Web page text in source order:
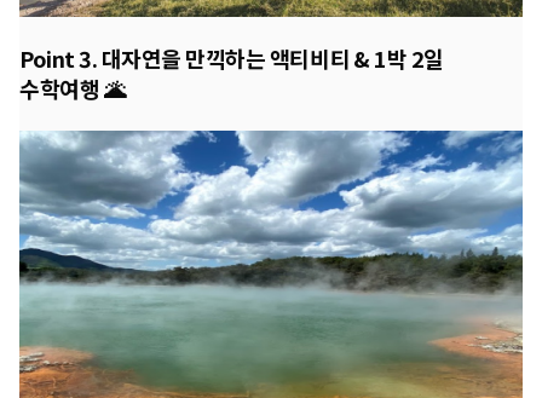
Point 3. 대자연을 만끽하는 액티비티 & 1박 2일
수학여행 🌋